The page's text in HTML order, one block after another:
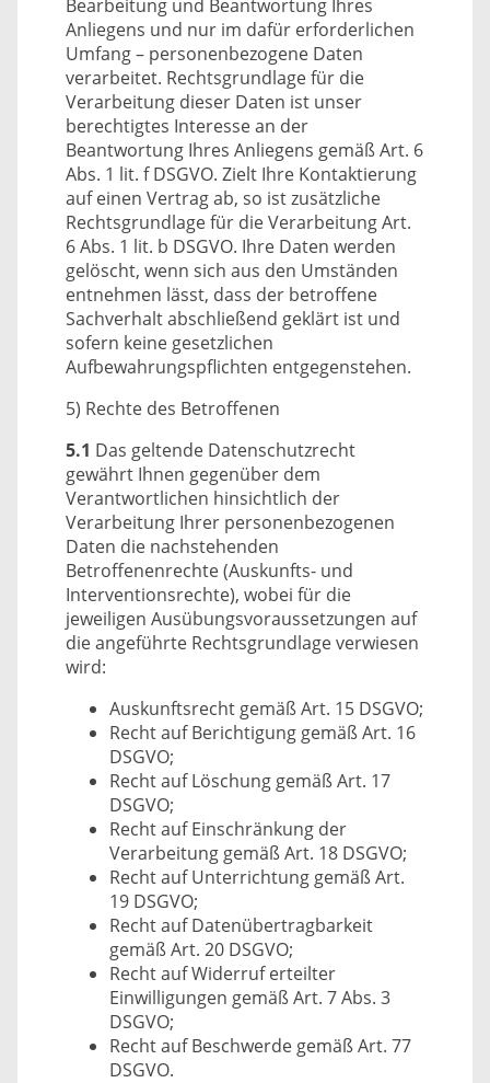
Bearbeitung und Beantwortung Ihres
Anliegens und nur im dafür erforderlichen
Umfang – personenbezogene Daten
verarbeitet. Rechtsgrundlage für die
Verarbeitung dieser Daten ist unser
berechtigtes Interesse an der
Beantwortung Ihres Anliegens gemäß Art. 6
Abs. 1 lit. f DSGVO. Zielt Ihre Kontaktierung
auf einen Vertrag ab, so ist zusätzliche
Rechtsgrundlage für die Verarbeitung Art.
6 Abs. 1 lit. b DSGVO. Ihre Daten werden
gelöscht, wenn sich aus den Umständen
entnehmen lässt, dass der betroffene
Sachverhalt abschließend geklärt ist und
sofern keine gesetzlichen
Aufbewahrungspflichten entgegenstehen.
5) Rechte des Betroffenen
5.1 Das geltende Datenschutzrecht
gewährt Ihnen gegenüber dem
Verantwortlichen hinsichtlich der
Verarbeitung Ihrer personenbezogenen
Daten die nachstehenden
Betroffenenrechte (Auskunfts- und
Interventionsrechte), wobei für die
jeweiligen Ausübungsvoraussetzungen auf
die angeführte Rechtsgrundlage verwiesen
wird:
Auskunftsrecht gemäß Art. 15 DSGVO;
Recht auf Berichtigung gemäß Art. 16
DSGVO;
Recht auf Löschung gemäß Art. 17
DSGVO;
Recht auf Einschränkung der
Verarbeitung gemäß Art. 18 DSGVO;
Recht auf Unterrichtung gemäß Art.
19 DSGVO;
Recht auf Datenübertragbarkeit
gemäß Art. 20 DSGVO;
Recht auf Widerruf erteilter
Einwilligungen gemäß Art. 7 Abs. 3
DSGVO;
Recht auf Beschwerde gemäß Art. 77
DSGVO.